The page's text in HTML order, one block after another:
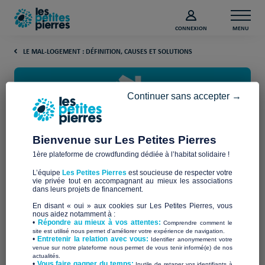
CONNEXION MENU
LE MAL-LOGEMENT : DÉFINITION, CAUSES ET SOLUTIONS
Crise du logement : de quoi
parle-t-on exactement ?
La crise du logement est une situation préoccupante qui
touche de nombreux pays, dont la France. Elle est
caractérisée par unmanque de logements
sociaux et abordablespour les ménages modestes en
Bienvenue sur Les Petites Pierres
1ère plateforme de crowdfunding dédiée à l’habitat solidaire !
L’équipe Les Petites Pierres est soucieuse de respecter votre
vie privée tout en accompagnant au mieux les associations
dans leurs projets de financement.
En disant « oui » aux cookies sur Les Petites Pierres, vous
nous aidez notamment à :
• Répondre au mieux à vos attentes:Comprendre comment le
site est utilisé nous permet d'améliorer votre expérience de navigation.
•Entretenir la relation avec vous: Identifier anonymement votre
venue sur notre plateforme nous permet de vous tenir informé(e) de nos
actualités.
Continuer sans accepter →